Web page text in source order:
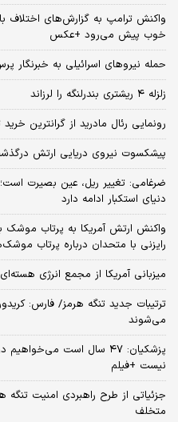
واکنش ترامپ به گزارش‌های اختلاف
خوب پیش می‌رود +عکس
حمله نیروهای اسرائیلی به خبرنگار
زلزله ۴ ریشتری بندرلنگه را لرزاند
رونمایی رئال مادرید از گرانترین
پیشکسوت نیروی دریایی ارتش
ضرغامی: تغییر ریل، عین بصیرت
دنیای استکبار ادامه دارد
واکنش ارتش آمریکا به پرتاب موشک
رایزنی با متحدان درباره پرتاب
میزبانی آمریکا از مجمع انرژی
ترتیبات جدید تنگه هرمز/ فارس:
می‌شوند
پزشکیان: ۴۷ سال است
نیست +فیلم
متخلف